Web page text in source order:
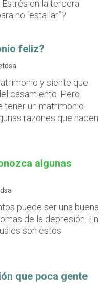
en la tercera
no “estallar”?
feliz?
y siente que
casamiento. Pero
tener un matrimonio
razones que hacen
algunas
puede ser una buena
de la depresión. En
son estos
que poca gente